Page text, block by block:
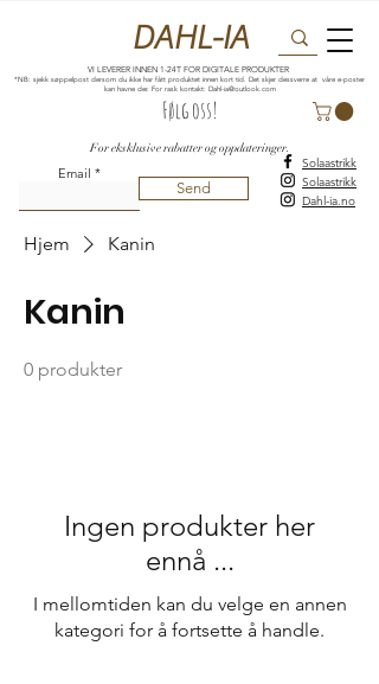
VI LEVERER INNEN 1-24T FOR DIGITALE PRODUKTER
*NB: sjekk søppelpost dersom du ikke har fått produktet innen kort tid. Det skjer dessverre at våre e-poster
kan havne der. For rask kontakt: Dahl-ia@outlook.com
DAHL-IA
For eksklusive rabatter og oppdateringer.
Følg oss!
Email
Send
Solaastrikk
Solaastrikk
Dahl-ia.no
Hjem Kanin
Kanin
0 produkter
Ingen produkter her
ennå ...
I mellomtiden kan du velge en annen
kategori for å fortsette å handle.